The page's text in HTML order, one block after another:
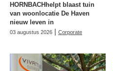
HORNBACHhelpt blaast tuin
van woonlocatie De Haven
nieuw leven in
03 augustus 2026 | Corporate